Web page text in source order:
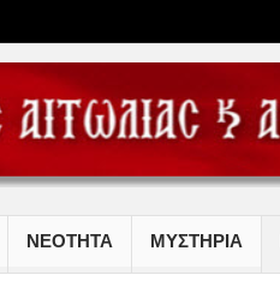
ΝΕΟΤΗΤΑ ΜΥΣΤΗΡΙΑ